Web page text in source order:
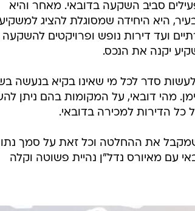
סביב השקעה בדובאי. מאחר והיא
היא היחידה שמסוגלת להציג
ועד דירות נופש ופרויקטים להשקעה
יקנה את הנכס.
סדר לכל מי שאינו בקיא בנעשה
מהי דובאי, על המקומות בהם ניתן
הדירות למכירה בדובאי.
את ההחלטה וכל זאת על סמך
עם מאיורס נדל"ן נהיית פשוטה וקלה